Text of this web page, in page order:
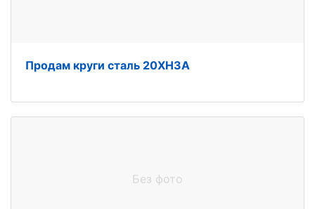
Продам круги сталь 20ХН3А
Без фото